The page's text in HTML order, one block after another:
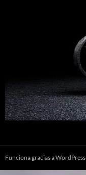
Funciona gracias a WordPress